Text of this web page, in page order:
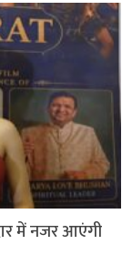
में नजर आएंगी